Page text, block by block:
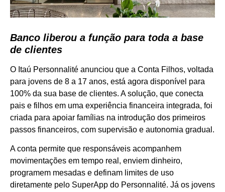
Banco liberou a função para toda a base
de clientes
O Itaú Personnalité anunciou que a Conta Filhos, voltada
para jovens de 8 a 17 anos, está agora disponível para
100% da sua base de clientes. A solução, que conecta
pais e filhos em uma experiência financeira integrada, foi
criada para apoiar famílias na introdução dos primeiros
passos financeiros, com supervisão e autonomia gradual.
A conta permite que responsáveis acompanhem
movimentações em tempo real, enviem dinheiro,
programem mesadas e definam limites de uso
diretamente pelo SuperApp do Personnalité. Já os jovens